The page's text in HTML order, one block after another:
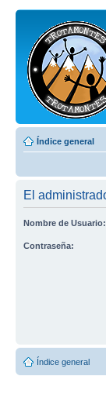
Índice general
El
Nombre de Usuario:
Contraseña:
Índice general